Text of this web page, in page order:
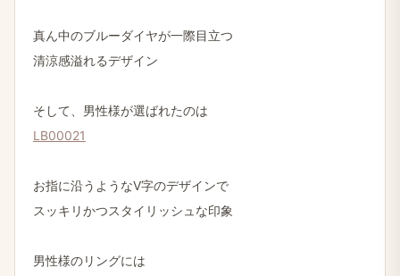
真ん中のブルーダイヤが一際目立つ
清涼感溢れるデザイン
そして、男性様が選ばれたのは
LB00021
お指に沿うようなV字のデザインで
スッキリかつスタイリッシュな印象
男性様のリングには